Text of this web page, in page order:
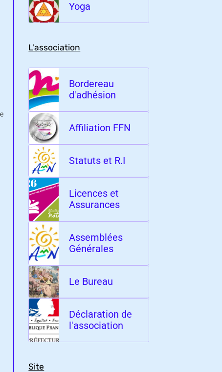
Yoga
L'association
Bordereau
d'adhésion
Affiliation FFN
Statuts et R.I
Licences et
Assurances
Assemblées
Générales
Le Bureau
Déclaration de
l'association
Site